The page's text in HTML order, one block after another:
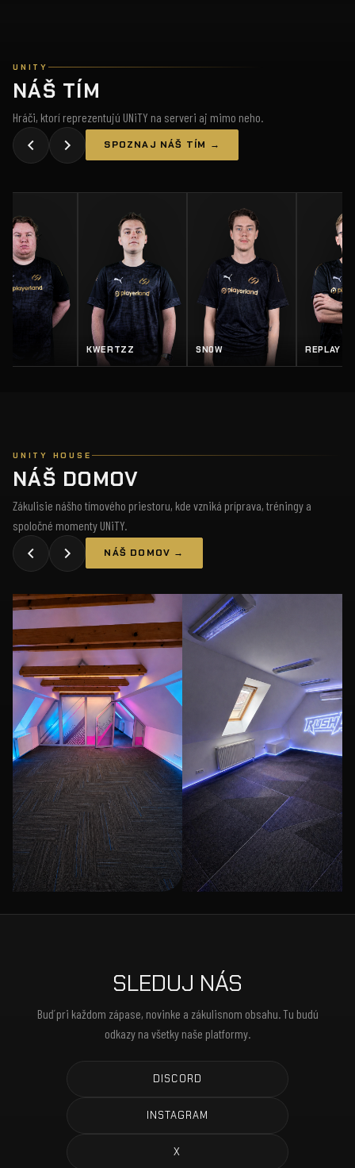
UNITY
NÁŠ TÍM
Hráči, ktorí reprezentujú UNiTY na serveri aj mimo neho.
SPOZNAJ NÁŠ TÍM →
KWERTZZ SN0W REPLAY
UNITY HOUSE
NÁŠ DOMOV
Zákulisie nášho tímového priestoru, kde vzniká príprava, tréningy a
spoločné momenty UNiTY.
NÁŠ DOMOV →
SLEDUJ NÁS
Buď pri každom zápase, novinke a zákulisnom obsahu. Tu budú
odkazy na všetky naše platformy.
DISCORD
INSTAGRAM
X